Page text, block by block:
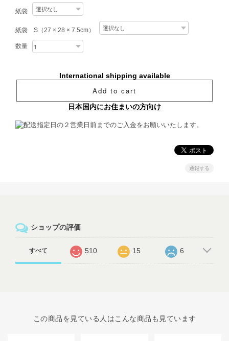
紙袋
紙袋 S（27 × 28 × 7.5cm）
数量
International shipping available
Add to cart
日本国内にお住まいの方向け
通報する
ショップの評価
すべて 510 15 6
この商品を見ている人はこんな商品も見ています